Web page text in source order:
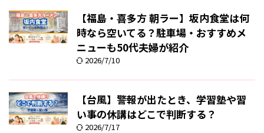
【福島・喜多方 朝ラー】坂内食堂は何
時なら空いてる？駐車場・おすすめメ
ニューも50代夫婦が紹介
2026/7/10
【台風】警報が出たとき、学習塾や習
い事の休講はどこで判断する？
2026/7/17